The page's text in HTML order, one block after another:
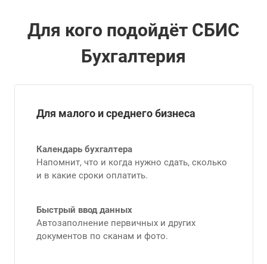
Для кого подойдёт СБИС
Бухгалтерия
Для малого и среднего бизнеса
Календарь бухгалтера
Напомнит, что и когда нужно сдать, сколько
и в какие сроки оплатить.
Быстрый ввод данных
Автозаполнение первичных и других
документов по сканам и фото.